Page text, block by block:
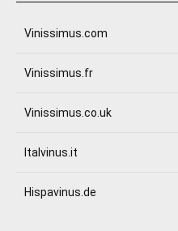
Vinissimus.com
Vinissimus.fr
Vinissimus.co.uk
Italvinus.it
Hispavinus.de